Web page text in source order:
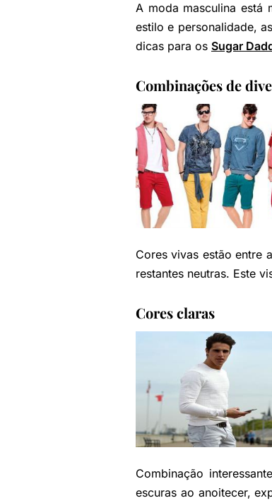
A moda masculina está
estilo e personalidade,
dicas para os Sugar
Combinações de
Cores vivas estão entre
restantes neutras. Este
Cores claras
Combinação
escuras ao anoitecer,